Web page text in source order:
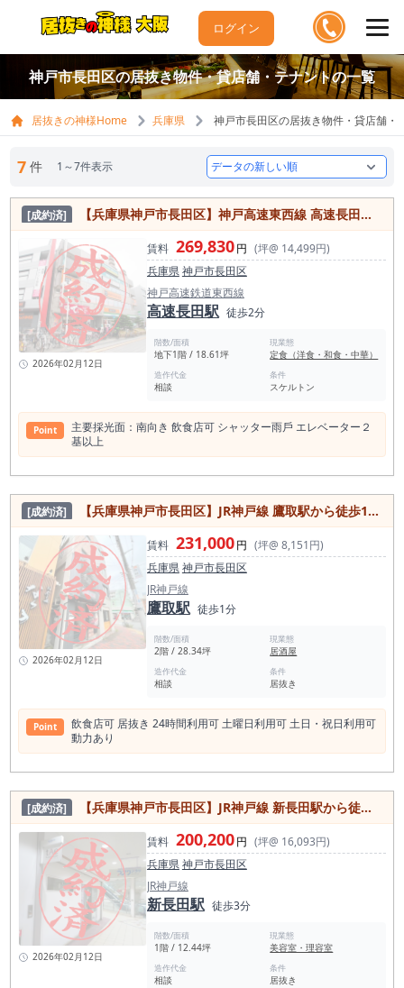
ログイン
神戸市長田区の居抜き物件・貸店舗・テナントの一覧
居抜きの神様Home 兵庫県 神戸市長田区の居抜き物件・貸店舗・
7 件 1～7件表示
[成約済] 【兵庫県神戸市長田区】神戸高速東西線 高速長田駅から徒歩2分／前職種洋食屋／スケルトン／シャッター雨戸／約18.61坪
2026年02月12日
賃料 269,830円 (坪@ 14,499円)
兵庫県神戸市長田区
神戸高速鉄道東西線
高速長田駅 徒歩2分
階数/面積
地下1階 / 18.61坪
現業態
定食（洋食・和食・中華）
造作代金
相談
条件
スケルトン
Point
主要採光⾯：南向き 飲⾷店可 シャッター⾬⼾ エレベーター２
基以上
[成約済] 【兵庫県神戸市長田区】JR神戸線 鷹取駅から徒歩1分／居酒屋居抜き／24時間利用可／動力あり／約28.34坪
2026年02月12日
賃料 231,000円 (坪@ 8,151円)
兵庫県神戸市長田区
JR神戸線
鷹取駅 徒歩1分
階数/面積
2階 / 28.34坪
現業態
居酒屋
造作代金
相談
条件
居抜き
Point
飲⾷店可 居抜き 24時間利⽤可 ⼟曜⽇利⽤可 ⼟⽇・祝⽇利⽤可
動⼒あり
[成約済] 【兵庫県神戸市長田区】JR神戸線 新長田駅から徒歩3分／軽飲食相談可／ビル内にも面した立地／美容室居抜き／約12.44坪
2026年02月12日
賃料 200,200円 (坪@ 16,093円)
兵庫県神戸市長田区
JR神戸線
新長田駅 徒歩3分
階数/面積
1階 / 12.44坪
現業態
美容室・理容室
造作代金
相談
条件
居抜き